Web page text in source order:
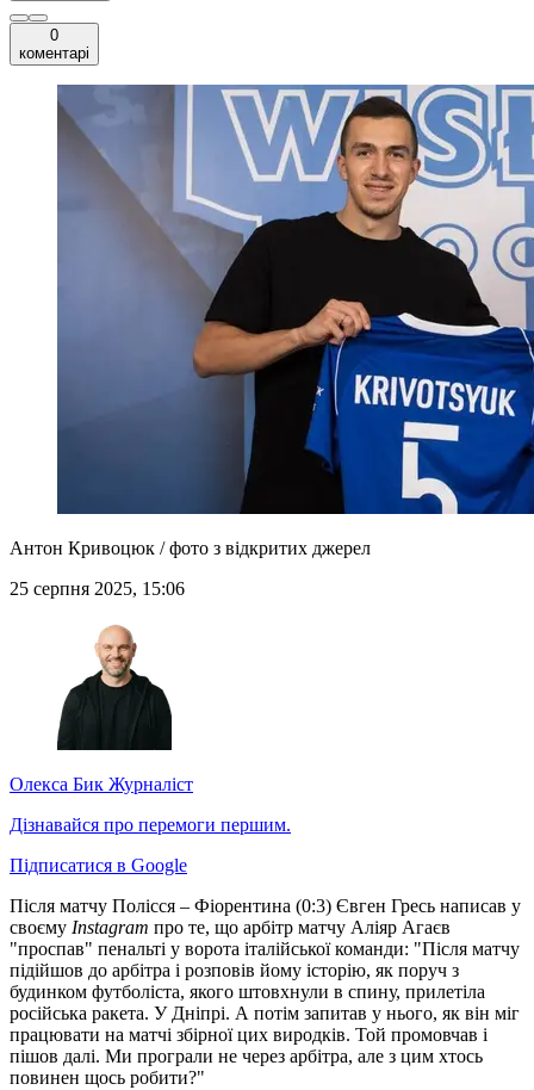
0
коментарі
Антон Кривоцюк / фото з відкритих джерел
25 серпня 2025, 15:06
Олекса Бик Журналіст
Дізнавайся про перемоги першим.
Підписатися в Google
Після матчу Полісся – Фіорентина (0:3) Євген Гресь написав у
своєму Instagram про те, що арбітр матчу Аліяр Агаєв
"проспав" пенальті у ворота італійської команди: "Після матчу
підійшов до арбітра і розповів йому історію, як поруч з
будинком футболіста, якого штовхнули в спину, прилетіла
російська ракета. У Дніпрі. А потім запитав у нього, як він міг
працювати на матчі збірної цих виродків. Той промовчав і
пішов далі. Ми програли не через арбітра, але з цим хтось
повинен щось робити?"